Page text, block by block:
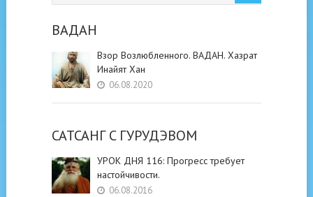
ВАДАН
Взор Возлюбленного. ВАДАН. Хазрат
Инайят Хан
06.08.2020
САТСАНГ C ГУРУДЭВОМ
УРОК ДНЯ 116: Прогресс требует
настойчивости.
06.08.2016